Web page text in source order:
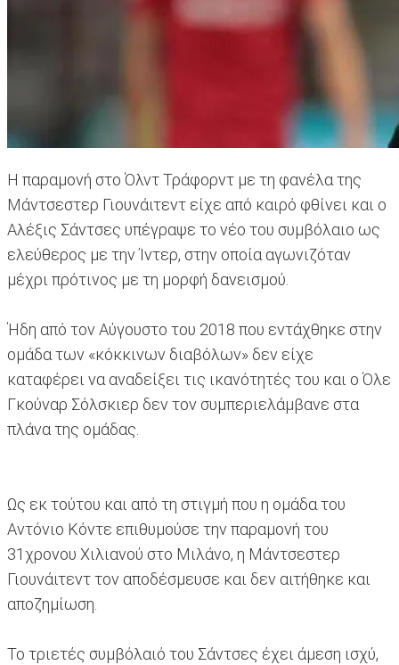
Η παραμονή στο Όλντ Τράφορντ με τη φανέλα της
Μάντσεστερ Γιουνάιτεντ είχε από καιρό φθίνει και ο
Αλέξις Σάντσες υπέγραψε το νέο του συμβόλαιο ως
ελεύθερος με την Ίντερ, στην οποία αγωνιζόταν
μέχρι πρότινος με τη μορφή δανεισμού.
Ήδη από τον Αύγουστο του 2018 που εντάχθηκε στην
ομάδα των «κόκκινων διαβόλων» δεν είχε
καταφέρει να αναδείξει τις ικανότητές του και ο Όλε
Γκούναρ Σόλσκιερ δεν τον συμπεριελάμβανε στα
πλάνα της ομάδας.
Ως εκ τούτου και από τη στιγμή που η ομάδα του
Αντόνιο Κόντε επιθυμούσε την παραμονή του
31χρονου Χιλιανού στο Μιλάνο, η Μάντσεστερ
Γιουνάιτεντ τον αποδέσμευσε και δεν αιτήθηκε και
αποζημίωση.
Το τριετές συμβόλαιό του Σάντσες έχει άμεση ισχύ,